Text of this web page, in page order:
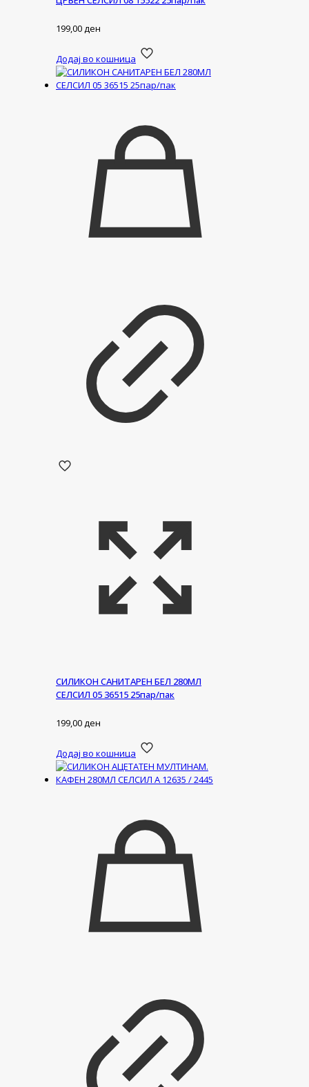
199,00ден
Додај во кошница
СИЛИКОН САНИТАРЕН БЕЛ 280МЛ
СЕЛСИЛ 05 36515 25пар/пак
199,00ден
Додај во кошница